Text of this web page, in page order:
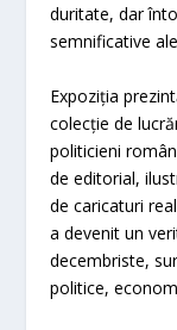
duritate, dar
semnificative
Expoziția
colecție de
politicieni
de editorial,
de caricaturi
a devenit un
decembriste,
politice,